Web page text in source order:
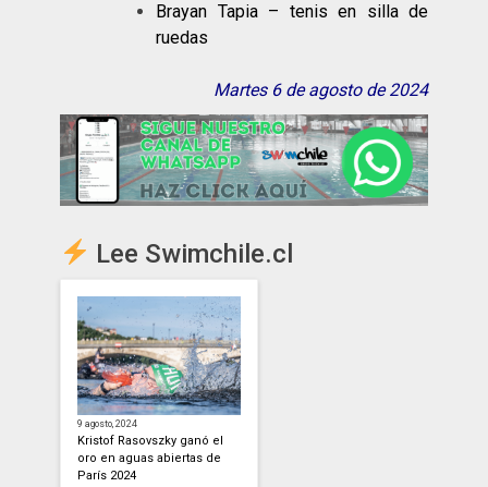
Brayan Tapia – tenis en silla de
ruedas
Martes 6 de agosto de 2024
Lee Swimchile.cl
9 agosto, 2024
Kristof Rasovszky ganó el
oro en aguas abiertas de
París 2024